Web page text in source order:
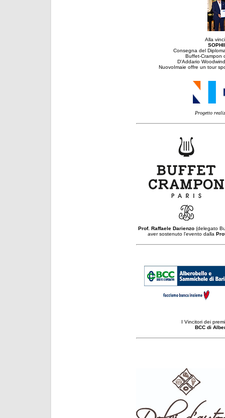
Alla
Consegna del
Buffet-Crampon
D'Addario
NuovoImaie offre un tour
Progetto
Prof. Raffaele Darienzo(delegato
aver sostenuto l'evento dalla
I Vincitori dei
BCC di